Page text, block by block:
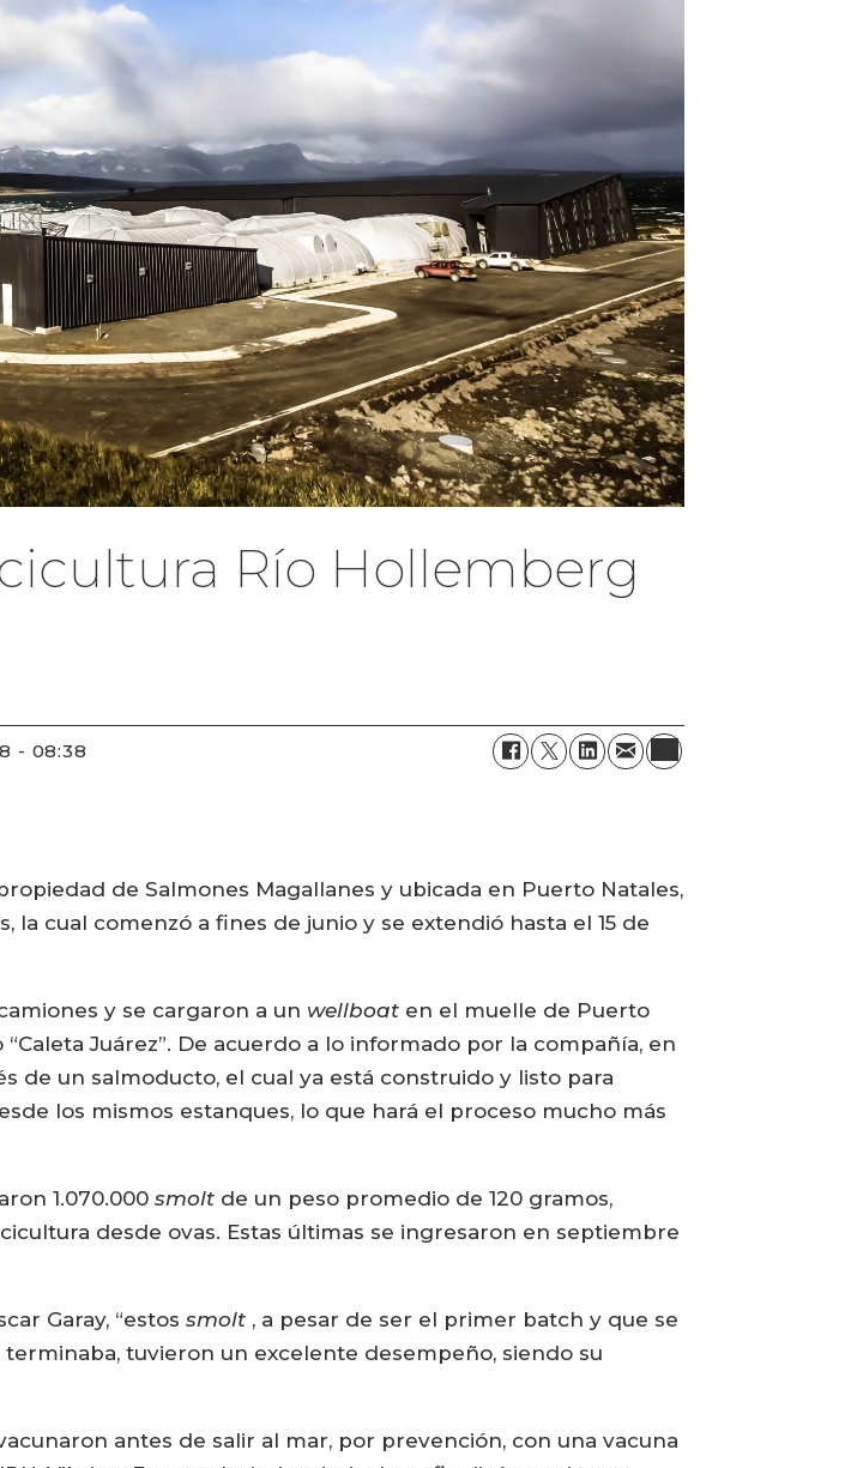
Río Hollemberg
- 08:38
de Salmones Magallanes y ubicada en Puerto Natales,
s, la cual comenzó a fines de junio y se extendió hasta el 15 de
y se cargaron a un wellboat en el muelle de Puerto
Juárez”. De acuerdo a lo informado por la compañía, en
de un salmoducto, el cual ya está construido y listo para
los mismos estanques, lo que hará el proceso mucho más
1.070.000smolt de un peso promedio de 120 gramos,
desde ovas. Estas últimas se ingresaron en septiembre
Garay, “estossmolt , a pesar de ser el primer batch y que se
tuvieron un excelente desempeño, siendo su
antes de salir al mar, por prevención, con una vacuna